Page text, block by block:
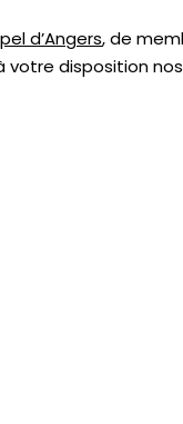
d’Angers, de
disposition